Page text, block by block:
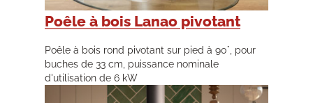
Poêle à bois Lanao pivotant
Poêle à bois rond pivotant sur pied à 90°, pour
buches de 33 cm, puissance nominale
d'utilisation de 6 kW